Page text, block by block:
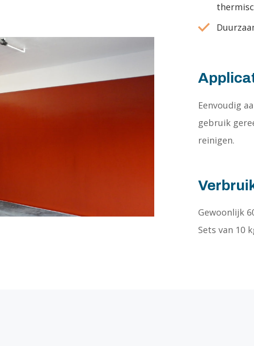
Eenvoudig
gebruik
reinigen.
Gewoonlijk
Sets van 10